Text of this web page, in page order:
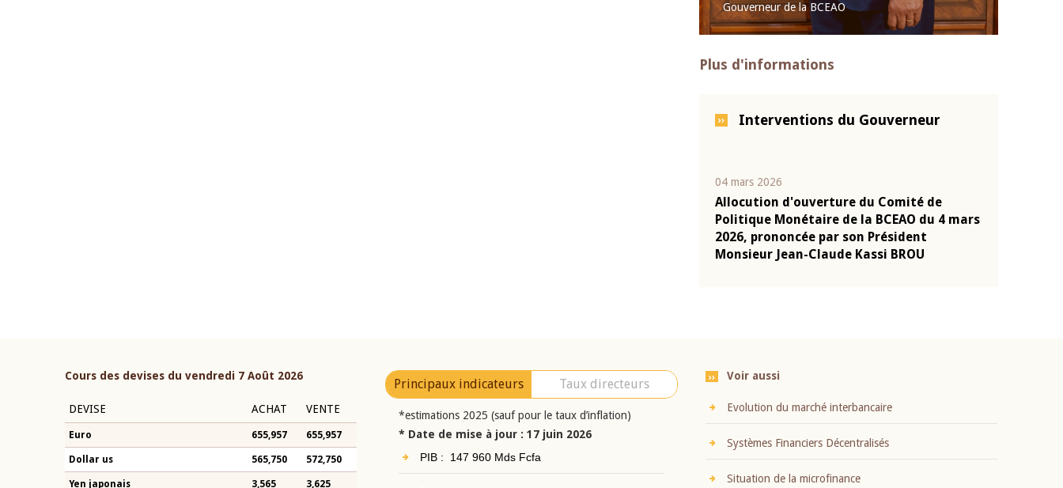
Gouverneur de la BCEAO
Plus d'informations
Interventions du Gouverneur
04 mars 2026
Allocution d'ouverture du Comité de
Politique Monétaire de la BCEAO du 4 mars
2026, prononcée par son Président
Monsieur Jean-Claude Kassi BROU
Cours des devises du vendredi 7 Août 2026
DEVISE ACHAT VENTE
Euro 655,957 655,957
Dollar us 565,750 572,750
Yen japonais 3,565 3,625
Principaux indicateurs Taux directeurs
*estimations 2025 (sauf pour le taux d’inflation)
* Date de mise à jour : 17 juin 2026
PIB : 147 960 Mds Fcfa
Voir aussi
Evolution du marché interbancaire
Systèmes Financiers Décentralisés
Situation de la microfinance